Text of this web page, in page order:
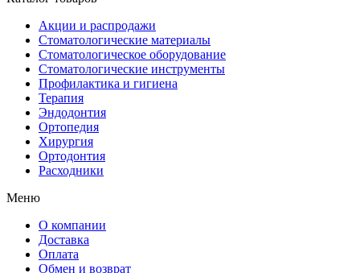
Акции и распродажи
Стоматологические материалы
Стоматологическое оборудование
Стоматологические инструменты
Профилактика и гигиена
Терапия
Эндодонтия
Ортопедия
Хирургия
Ортодонтия
Расходники
Меню
О компании
Доставка
Оплата
Обмен и возврат